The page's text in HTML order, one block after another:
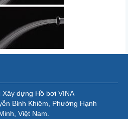
dựng Hồ bơi VINA
Bỉnh Khiêm, Phường Hạnh
Việt Nam.